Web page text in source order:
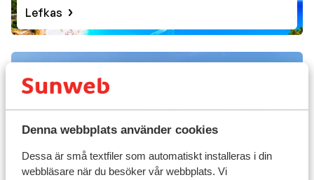
Denna webbplats använder cookies
Dessa är små textfiler som automatiskt installeras i din
webbläsare när du besöker vår webbplats. Vi
Lefkas